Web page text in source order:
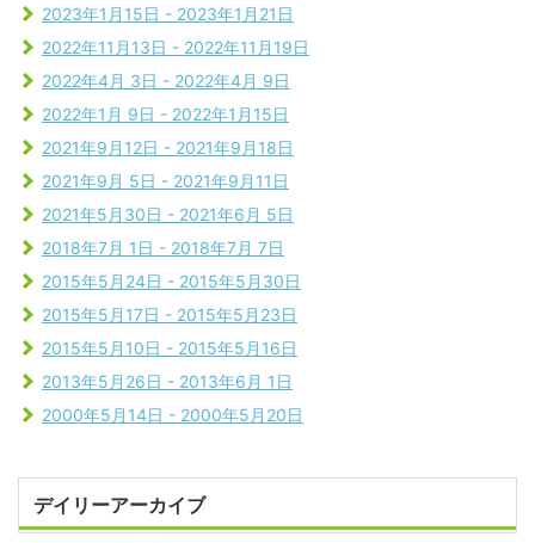
2023年1月15日 - 2023年1月21日
2022年11月13日 - 2022年11月19日
2022年4月 3日 - 2022年4月 9日
2022年1月 9日 - 2022年1月15日
2021年9月12日 - 2021年9月18日
2021年9月 5日 - 2021年9月11日
2021年5月30日 - 2021年6月 5日
2018年7月 1日 - 2018年7月 7日
2015年5月24日 - 2015年5月30日
2015年5月17日 - 2015年5月23日
2015年5月10日 - 2015年5月16日
2013年5月26日 - 2013年6月 1日
2000年5月14日 - 2000年5月20日
デイリーアーカイブ